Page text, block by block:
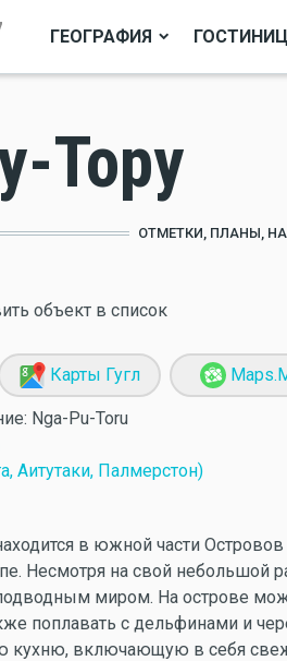
ГЕОГРАФИЯ
Тору
ОТМЕТКИ, ПЛАНЫ,
объект в список
Карты Гугл
Nga-Pu-Toru
Аитутаки, Палмерстон)
в южной части
Несмотря на свой небольшой
миром. На острове
поплавать с дельфинами и
кухню, включающую в себя